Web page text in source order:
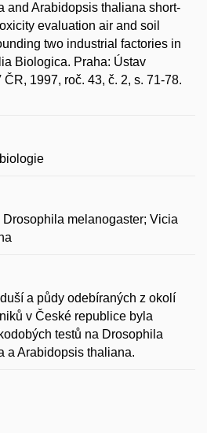
and Arabidopsis thaliana short-
evaluation air and soil
two industrial factories in
Biologica. Praha: Ústav
1997, roč. 43, č. 2, s. 71-78.
melanogaster; Vicia
a půdy odebíraných z okolí
v České republice byla
testů na Drosophila
a Arabidopsis thaliana.